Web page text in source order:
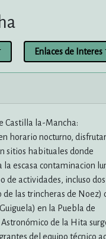
Enlaces de Interes
Castilla la-Mancha:
horario nocturno,
sitios habituales donde
escasa contaminacion
de actividades, incluso
de las trincheras de Noez)
en la Puebla de
de la Hita
del equipo técnico